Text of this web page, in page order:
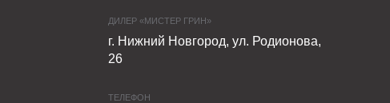
ДИЛЕР «МИСТЕР ГРИН»
г. Нижний Новгород, ул. Родионова,
26
ТЕЛЕФОН